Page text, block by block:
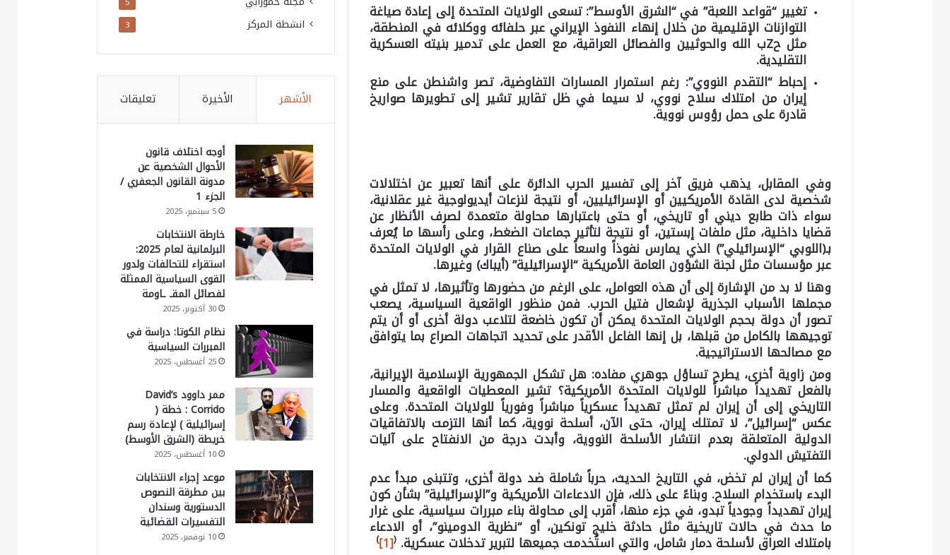
تغيير “قواعد اللعبة” في “الشرق الأوسط”:تسعى الولايات المتحدة إلى إعادة صياغة
التوازنات الإقليمية من خلال إنهاء النفوذ الإيراني عبر حلفائه ووكلائه في المنطقة،
مثل حZب الله والحوثيين والفصائل العراقية، مع العمل على تدمير بنيته العسكرية
التقليدية.
إحباط “التقدم النووي”: رغم استمرار المسارات التفاوضية، تصر واشنطن على منع
إيران من امتلاك سلاح نووي، لا سيما في ظل تقارير تشير إلى تطويرها صواريخ
قادرة على حمل رؤوس نووية.
وفي المقابل، يذهب فريق آخر إلى تفسير الحرب الدائرة على أنها تعبير عن اختلالات
شخصية لدى القادة الأمريكيين أو الإسرائيليين، أو نتيجة لنزعات أيديولوجية غير عقلانية،
سواء ذات طابع ديني أو تاريخي، أو حتى باعتبارها محاولة متعمدة لصرف الأنظار عن
قضايا داخلية، مثل ملفات إبستين، أو نتيجة لتأثير جماعات الضغط، وعلى رأسها ما يُعرف
بـ(اللوبي “الإسرائيلي”) الذي يمارس نفوذاً واسعاً على صناع القرار في الولايات المتحدة
عبر مؤسسات مثل لجنة الشؤون العامة الأمريكية “الإسرائيلية” (أيباك) وغيرها.
وهنا لا بد من الإشارة إلى أن هذه العوامل، على الرغم من حضورها وتأثيرها، لا تمثل في
مجملها الأسباب الجذرية لإشعال فتيل الحرب. فمن منظور الواقعية السياسية، يصعب
تصور أن دولة بحجم الولايات المتحدة يمكن أن تكون خاضعة لتلاعب دولة أخرى أو أن يتم
توجيهها بالكامل من قبلها، بل إنها الفاعل الأقدر على تحديد اتجاهات الصراع بما يتوافق
مع مصالحها الاستراتيجية.
ومن زاوية أخرى، يطرح تساؤل جوهري مفاده: هل تشكل الجمهورية الإسلامية الإيرانية،
بالفعل تهديداً مباشراً للولايات المتحدة الأمريكية؟ تشير المعطيات الواقعية والمسار
التاريخي إلى أن إيران لم تمثل تهديداً عسكرياً مباشراً وفورياً للولايات المتحدة. وعلى
عكس “إسرائيل”، لا تمتلك إيران، حتى الآن، أسلحة نووية، كما أنها التزمت بالاتفاقيات
الدولية المتعلقة بعدم انتشار الأسلحة النووية، وأبدت درجة من الانفتاح على آليات
التفتيش الدولي.
كما أن إيران لم تخض، في التاريخ الحديث، حرباً شاملة ضد دولة أخرى، وتتبنى مبدأ عدم
البدء باستخدام السلاح. وبناءً على ذلك، فإن الادعاءات الأمريكية و”الإسرائيلية” بشأن كون
إيران تهديداً وجودياً تبدو، في جزء منها، أقرب إلى محاولة بناء مبررات سياسية، على غرار
ما حدث في حالات تاريخية مثل حادثة خليج تونكين، أو “نظرية الدومينو”، أو الادعاء
بامتلاك العراق لأسلحة دمار شامل، والتي استُخدمت جميعها لتبرير تدخلات عسكرية. (
[1]
)
انشطة المركز 3
الأشهر الأخيرة تعليقات
أوجه اختلاف قانون
الأحوال الشخصية عن
مدونة القانون الجعفري /
الجزء 1
5 سبتمبر، 2025
خارطة الانتخابات
البرلمانية لعام 2025:
استقراء للتحالفات ولدور
القوى السياسية الممثلة
لفصائل المقـ ـاومة
30 أكتوبر، 2025
نظام الكوتا: دراسة في
المبررات السياسية
25 أغسطس، 2025
ممر داوود David’s
Corrido : خطة (
إسرائيلية ) لإعادة رسم
خريطة (الشرق الأوسط)
10 أغسطس، 2025
موعد إجراء الانتخابات
بين مطرقة النصوص
الدستورية وسندان
التفسيرات القضائية
10 نوفمبر، 2025